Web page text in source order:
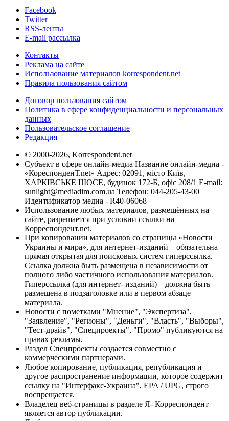
Facebook
Twitter
RSS-ленты
E-mail рассылка
Контакты
Реклама на сайте
Использование материалов korrespondent.net
Правила пользования сайтом
Договор пользования сайтом
Политика в сфере конфиденциальности и персональных
данных
Пользовательское соглашение
Редакция
© 2000-2026, Korrespondent.net
Субъект в сфере онлайн-медиа Название онлайн-медиа -
«КореспонденТ.net» Адрес: 02091, місто Київ,
ХАРКІВСЬКЕ ШОСЕ, будинок 172-Б, офіс 208/1 E-mail:
sunlight@mediadim.com.ua Телефон: 044-205-43-00
Идентификатор медиа - R40-06068
Использование любых материалов, размещённых на
сайте, разрешается при условии ссылки на
Корреспондент.net.
При копировании материалов со страницы «Новости
Украины и мира», для интернет-изданий – обязательна
прямая открытая для поисковых систем гиперссылка.
Ссылка должна быть размещена в независимости от
полного либо частичного использования материалов.
Гиперссылка (для интернет- изданий) – должна быть
размещена в подзаголовке или в первом абзаце
материала.
Новости с пометками "Мнение", "Экспертиза",
"Заявление", "Регионы", "Деньги", "Власть", "Выборы",
"Тест-драйв", "Спецпроекты", "Промо" публикуются на
правах рекламы.
Раздел Спецпроекты создается совместно с
коммерческими партнерами.
Любое копирование, публикация, републикация и
другое распространение информации, которое содержит
ссылку на "Интерфакс-Украина", EPA / UPG, строго
воспрещается.
Владелец веб-страницы в разделе Я- Корреспондент
является автор публикации.